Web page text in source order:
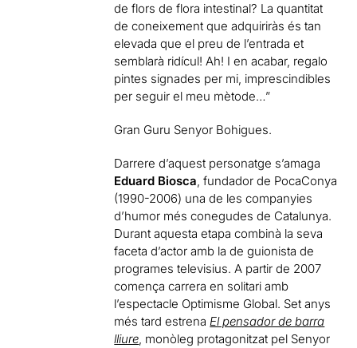
de flors de flora intestinal? La quantitat
de coneixement que adquiriràs és tan
elevada que el preu de l’entrada et
semblarà ridícul! Ah! I en acabar, regalo
pintes signades per mi, imprescindibles
per seguir el meu mètode…”
Gran Guru Senyor Bohigues.
Darrere d’aquest personatge s’amaga
Eduard Biosca, fundador de PocaConya
(1990-2006) una de les companyies
d’humor més conegudes de Catalunya.
Durant aquesta etapa combinà la seva
faceta d’actor amb la de guionista de
programes televisius. A partir de 2007
comença carrera en solitari amb
l’espectacle Optimisme Global. Set anys
més tard estrenaEl pensador de barra
lliure, monòleg protagonitzat pel Senyor